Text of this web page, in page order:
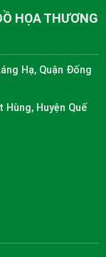
HỌA THƯƠNG
Hạ, Quận Đống
Hùng, Huyện Quế